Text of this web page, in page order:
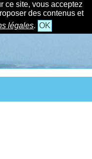
ce site, vous acceptez
des contenus et
légales. OK